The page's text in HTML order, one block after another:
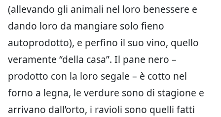
(allevando gli animali nel loro benessere e
dando loro da mangiare solo fieno
autoprodotto), e perfino il suo vino, quello
veramente “della casa”. Il pane nero –
prodotto con la loro segale – è cotto nel
forno a legna, le verdure sono di stagione e
arrivano dall’orto, i ravioli sono quelli fatti